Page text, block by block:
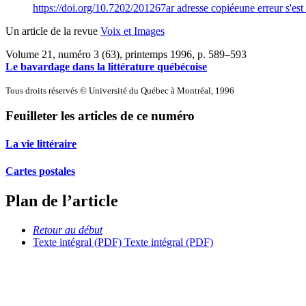
https://doi.org/10.7202/201267aradresse copiéeune erreur
Un article de la revue Voix et Images
Volume 21, numéro 3 (63), printemps 1996, p. 589–593
Le bavardage dans la littérature québécoise
Tous droits réservés © Université du Québec à Montréal, 1996
Feuilleter les articles de ce numéro
La vie littéraire
Cartes postales
Plan de l’article
Retour au début
Texte intégral (PDF) Texte intégral (PDF)